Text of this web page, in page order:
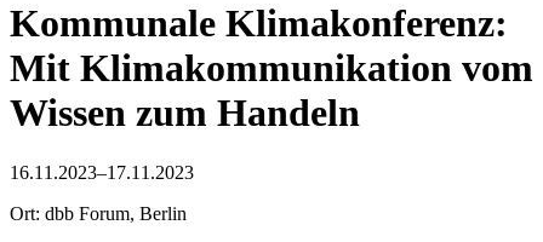
Kommunale Klimakonferenz:
Mit Klimakommunikation vom
Wissen zum Handeln
16.11.2023–17.11.2023
Ort: dbb Forum, Berlin